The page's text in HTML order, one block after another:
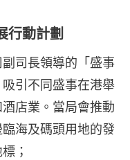
行動計劃
司長領導的「盛事
引不同盛事在港舉
店業。當局會推動
海及碼頭用地的發
；